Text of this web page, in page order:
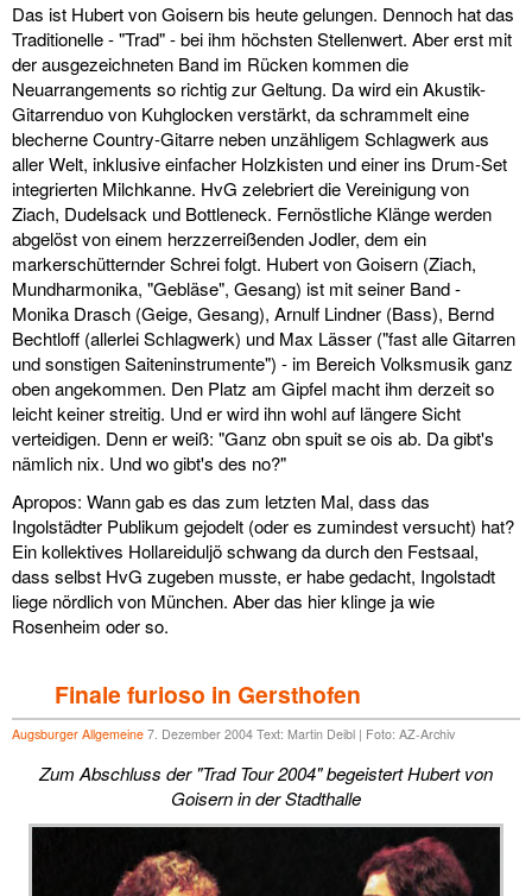
Das ist Hubert von Goisern bis heute gelungen. Dennoch hat das
Traditionelle - "Trad" - bei ihm höchsten Stellenwert. Aber erst mit
der ausgezeichneten Band im Rücken kommen die
Neuarrangements so richtig zur Geltung. Da wird ein Akustik-
Gitarrenduo von Kuhglocken verstärkt, da schrammelt eine
blecherne Country-Gitarre neben unzähligem Schlagwerk aus
aller Welt, inklusive einfacher Holzkisten und einer ins Drum-Set
integrierten Milchkanne. HvG zelebriert die Vereinigung von
Ziach, Dudelsack und Bottleneck. Fernöstliche Klänge werden
abgelöst von einem herzzerreißenden Jodler, dem ein
markerschütternder Schrei folgt. Hubert von Goisern (Ziach,
Mundharmonika, "Gebläse", Gesang) ist mit seiner Band -
Monika Drasch (Geige, Gesang), Arnulf Lindner (Bass), Bernd
Bechtloff (allerlei Schlagwerk) und Max Lässer ("fast alle Gitarren
und sonstigen Saiteninstrumente") - im Bereich Volksmusik ganz
oben angekommen. Den Platz am Gipfel macht ihm derzeit so
leicht keiner streitig. Und er wird ihn wohl auf längere Sicht
verteidigen. Denn er weiß: "Ganz obn spuit se ois ab. Da gibt's
nämlich nix. Und wo gibt's des no?"
Apropos: Wann gab es das zum letzten Mal, dass das
Ingolstädter Publikum gejodelt (oder es zumindest versucht) hat?
Ein kollektives Hollareiduljö schwang da durch den Festsaal,
dass selbst HvG zugeben musste, er habe gedacht, Ingolstadt
liege nördlich von München. Aber das hier klinge ja wie
Rosenheim oder so.
Finale furioso in Gersthofen
Augsburger Allgemeine 7. Dezember 2004 Text: Martin Deibl | Foto: AZ-Archiv
Zum Abschluss der "Trad Tour 2004" begeistert Hubert von
Goisern in der Stadthalle